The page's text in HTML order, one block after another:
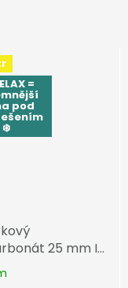
=
pod
❄️
25 mm IQ